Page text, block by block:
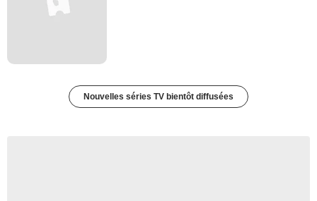
Nouvelles séries TV bientôt diffusées